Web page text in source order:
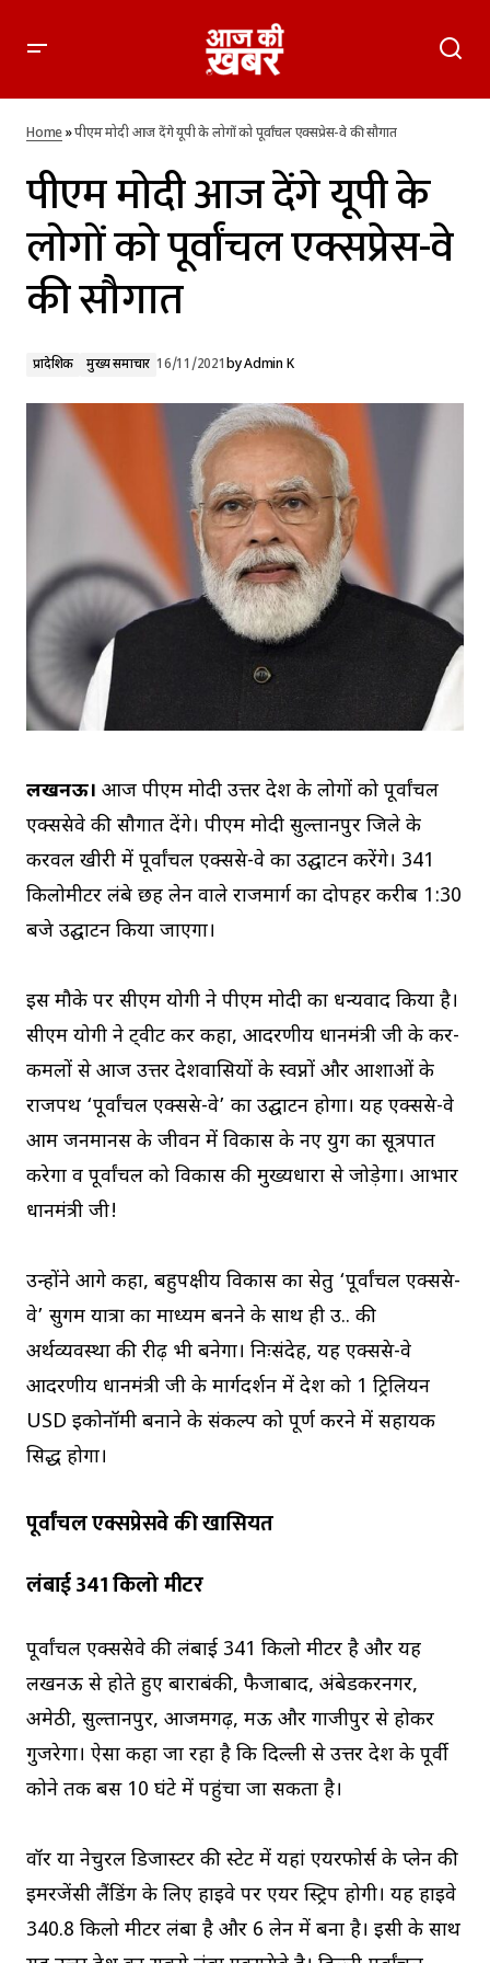
पीएम मोदी आज देंगे यूपी के लोगों को पूर्वांचल एक्सप्रेस-वे की सौगात
Home»पीएम मोदी आज देंगे यूपी के लोगों को पूर्वांचल एक्सप्रेस-वे की सौगात
पीएम मोदी आज देंगे यूपी के
लोगों को पूर्वांचल एक्सप्रेस-वे
की सौगात
प्रादेशिक मुख्य समाचार 16/11/2021byAdmin K
लखनऊ। आज पीएम मोदी उत्तर प्रदेश के लोगों को पूर्वांचल
एक्सप्रेसवे की सौगात देंगे। पीएम मोदी सुल्तानपुर जिले के
करवल खीरी में पूर्वांचल एक्सप्रेस-वे का उद्घाटन करेंगे। 341
किलोमीटर लंबे छह लेन वाले राजमार्ग का दोपहर करीब 1:30
बजे उद्घाटन किया जाएगा।
इस मौके पर सीएम योगी ने पीएम मोदी का धन्यवाद किया है।
सीएम योगी ने ट्वीट कर कहा, आदरणीय प्रधानमंत्री जी के कर-
कमलों से आज उत्तर प्रदेशवासियों के स्वप्नों और आशाओं के
राजपथ ‘पूर्वांचल एक्सप्रेस-वे’ का उद्घाटन होगा। यह एक्सप्रेस-वे
आम जनमानस के जीवन में विकास के नए युग का सूत्रपात
करेगा व पूर्वांचल को विकास की मुख्यधारा से जोड़ेगा। आभार
प्रधानमंत्री जी!
उन्होंने आगे कहा, बहुपक्षीय विकास का सेतु ‘पूर्वांचल एक्सप्रेस-
वे’ सुगम यात्रा का माध्यम बनने के साथ ही उ.प्र. की
अर्थव्यवस्था की रीढ़ भी बनेगा। निःसंदेह, यह एक्सप्रेस-वे
आदरणीय प्रधानमंत्री जी के मार्गदर्शन में प्रदेश को 1 ट्रिलियन
USD इकोनॉमी बनाने के संकल्प को पूर्ण करने में सहायक
सिद्ध होगा।
पूर्वांचल एक्सप्रेसवे की खासियत
लंबाई 341 किलो मीटर
पूर्वांचल एक्सप्रेसवे की लंबाई 341 किलो मीटर है और यह
लखनऊ से होते हुए बाराबंकी, फैजाबाद, अंबेडकरनगर,
अमेठी, सुल्तानपुर, आजमगढ़, मऊ और गाजीपुर से होकर
गुजरेगा। ऐसा कहा जा रहा है कि दिल्ली से उत्तर प्रदेश के पूर्वी
कोने तक बस 10 घंटे में पहुंचा जा सकता है।
वॉर या नेचुरल डिजास्टर की स्टेट में यहां एयरफोर्स के प्लेन की
इमरजेंसी लैंडिंग के लिए हाइवे पर एयर स्ट्रिप होगी। यह हाइवे
340.8 किलो मीटर लंबा है और 6 लेन में बना है। इसी के साथ